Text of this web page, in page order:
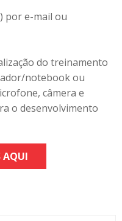
por e-mail ou
do treinamento
notebook ou
câmera e
o desenvolvimento
AQUI